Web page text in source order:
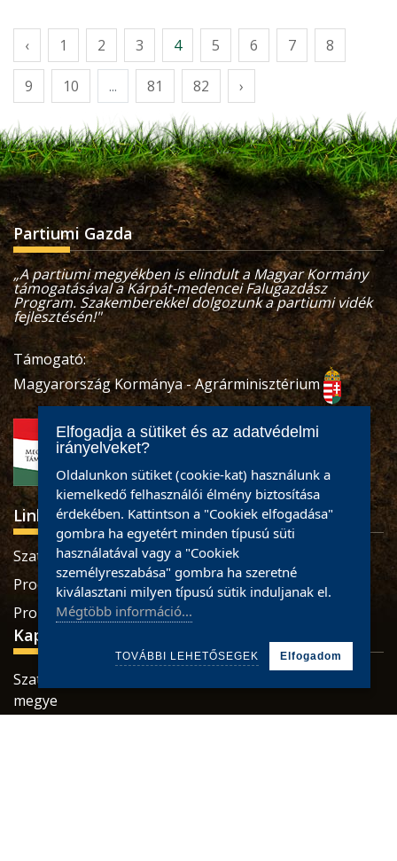
‹ 1 2 3 4 5 6 7 8
9 10 ... 81 82 ›
Partiumi Gazda
„A partiumi megyékben is elindult a Magyar Kormány
támogatásával a Kárpát-medencei Falugazdász
Program. Szakemberekkel dolgozunk a partiumi vidék
fejlesztésén!"
Támogató:
Magyarország Kormánya - Agrárminisztérium
Linkek
Szatmári termékek
Produse sătmărene
Pro Economica Alapítvány
Kapcsolat
Szatmárnémeti, Retezatului utca, 32 szám, Szatmár
megye
Elfogadja a sütiket és az adatvédelmi
irányelveket?
Oldalunkon sütiket (cookie-kat) használunk a
kiemelkedő felhasználói élmény biztosítása
érdekében. Kattintson a "Cookiek elfogadása"
gombra ha egyetért minden típusú süti
használatával vagy a "Cookiek
személyreszabása" gombra ha szeretné
kiválasztani milyen típusú sütik induljanak el.
Mégtöbb információ...
TOVÁBBI LEHETŐSEGEK Elfogadom